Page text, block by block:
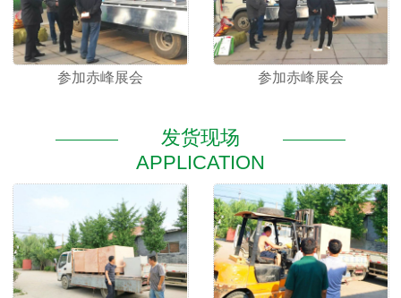
参加赤峰展会 参加赤峰展会
发货现场
APPLICATION